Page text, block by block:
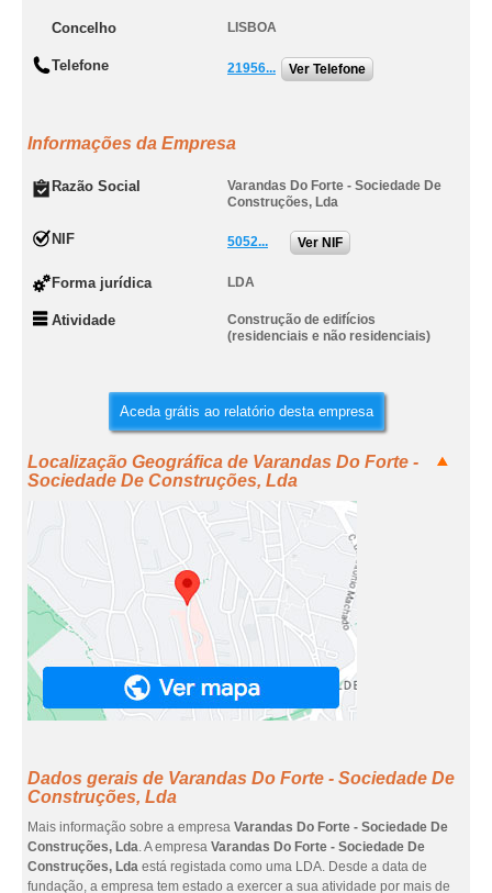
Concelho LISBOA
Telefone 21956... Ver Telefone
Informações da Empresa
Razão Social
Varandas Do Forte - Sociedade De
Construções, Lda
NIF 5052... Ver NIF
Forma jurídica LDA
Atividade
Construção de edifícios
(residenciais e não residenciais)
Aceda grátis ao relatório desta empresa
Localização Geográfica de Varandas Do Forte -
Sociedade De Construções, Lda
Dados gerais de Varandas Do Forte - Sociedade De
Construções, Lda
Mais informação sobre a empresa Varandas Do Forte - Sociedade De
Construções, Lda. A empresa Varandas Do Forte - Sociedade De
Construções, Lda está registada como uma LDA. Desde a data de
fundação, a empresa tem estado a exercer a sua atividade por mais de